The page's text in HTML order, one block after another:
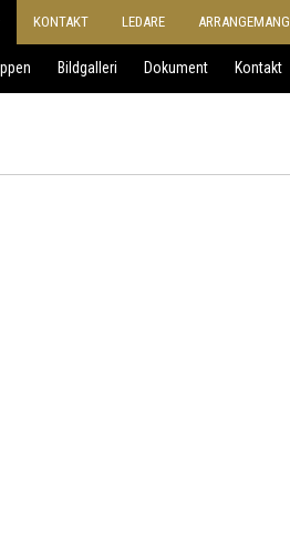
KONTAKT LEDARE ARRANGEMANG
Bildgalleri Dokument Kontakt